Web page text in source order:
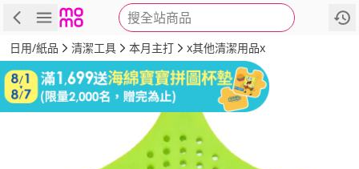
搜全站商品
商品 評價 詳情
日用/紙品 清潔工具 本月主打 x其他清潔用品x